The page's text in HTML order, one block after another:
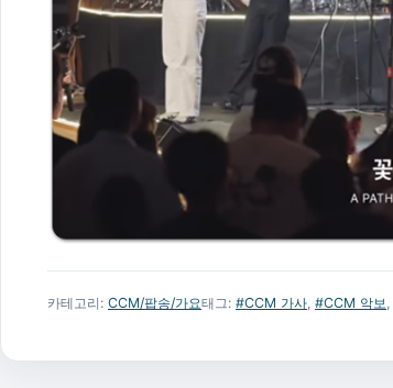
카테고리: CCM/팝송/가요태그: #CCM 가사 #CCM 악보